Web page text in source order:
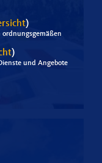
)
)
und Angebote